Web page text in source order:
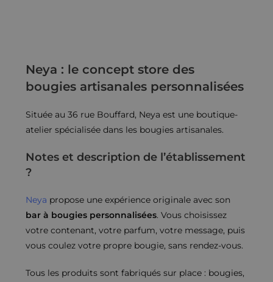
Neya : le concept store des
bougies artisanales personnalisées
Située au 36 rue Bouffard, Neya est une boutique-
atelier spécialisée dans les bougies artisanales.
Notes et description de l’établissement
?
Neya propose une expérience originale avec son
bar à bougies personnalisées. Vous choisissez
votre contenant, votre parfum, votre message, puis
vous coulez votre propre bougie, sans rendez-vous.
Tous les produits sont fabriqués sur place : bougies,